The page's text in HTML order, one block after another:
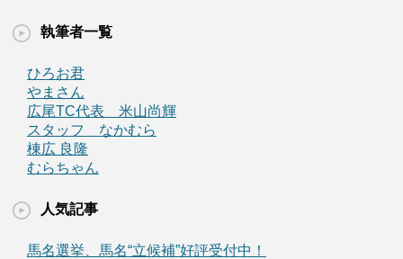
執筆者一覧
ひろお君
やまさん
広尾TC代表 米山尚輝
スタッフ なかむら
棟広 良隆
むらちゃん
人気記事
馬名選挙、馬名“立候補”好評受付中！